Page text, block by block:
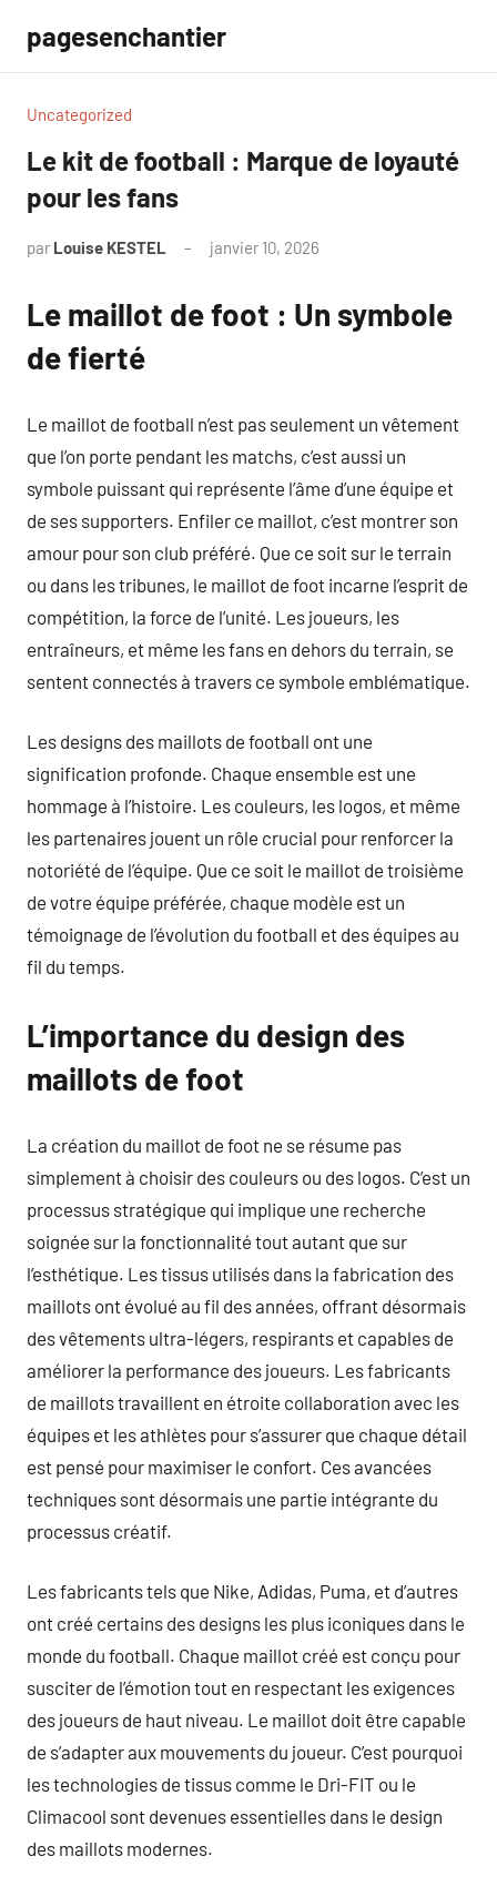
contenu
pagesenchantier
Uncategorized
Le kit de football : Marque de loyauté
pour les fans
par Louise KESTEL janvier 10, 2026
Le maillot de foot : Un symbole
de fierté
Le maillot de football n’est pas seulement un vêtement
que l’on porte pendant les matchs, c’est aussi un
symbole puissant qui représente l’âme d’une équipe et
de ses supporters. Enfiler ce maillot, c’est montrer son
amour pour son club préféré. Que ce soit sur le terrain
ou dans les tribunes, le maillot de foot incarne l’esprit de
compétition, la force de l’unité. Les joueurs, les
entraîneurs, et même les fans en dehors du terrain, se
sentent connectés à travers ce symbole emblématique.
Les designs des maillots de football ont une
signification profonde. Chaque ensemble est une
hommage à l’histoire. Les couleurs, les logos, et même
les partenaires jouent un rôle crucial pour renforcer la
notoriété de l’équipe. Que ce soit le maillot de troisième
de votre équipe préférée, chaque modèle est un
témoignage de l’évolution du football et des équipes au
fil du temps.
L’importance du design des
maillots de foot
La création du maillot de foot ne se résume pas
simplement à choisir des couleurs ou des logos. C’est un
processus stratégique qui implique une recherche
soignée sur la fonctionnalité tout autant que sur
l’esthétique. Les tissus utilisés dans la fabrication des
maillots ont évolué au fil des années, offrant désormais
des vêtements ultra-légers, respirants et capables de
améliorer la performance des joueurs. Les fabricants
de maillots travaillent en étroite collaboration avec les
équipes et les athlètes pour s’assurer que chaque détail
est pensé pour maximiser le confort. Ces avancées
techniques sont désormais une partie intégrante du
processus créatif.
Les fabricants tels que Nike, Adidas, Puma, et d’autres
ont créé certains des designs les plus iconiques dans le
monde du football. Chaque maillot créé est conçu pour
susciter de l’émotion tout en respectant les exigences
des joueurs de haut niveau. Le maillot doit être capable
de s’adapter aux mouvements du joueur. C’est pourquoi
les technologies de tissus comme le Dri-FIT ou le
Climacool sont devenues essentielles dans le design
des maillots modernes.